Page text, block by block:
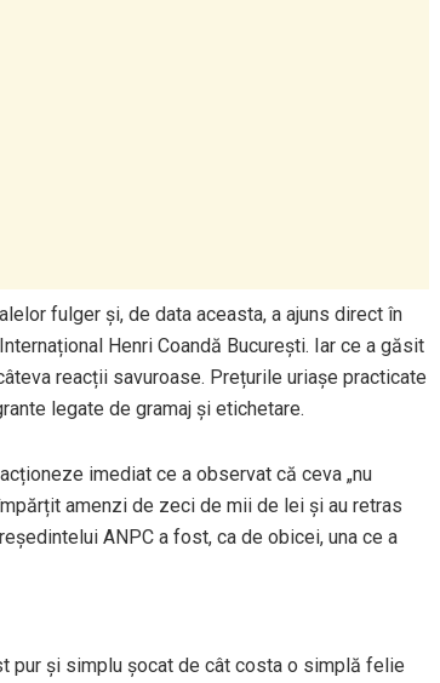
fulger și, de data aceasta, a ajuns direct în
Henri Coandă București. Iar ce a găsit
reacții savuroase. Prețurile uriașe practicate
legate de gramaj și etichetare.
imediat ce a observat că ceva „nu
amenzi de zeci de mii de lei și au retras
ANPC a fost, ca de obicei, una ce a
pur și simplu șocat de cât costa o simplă felie